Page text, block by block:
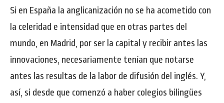
Si en España la anglicanización no se ha acometido con
la celeridad e intensidad que en otras partes del
mundo, en Madrid, por ser la capital y recibir antes las
innovaciones, necesariamente tenían que notarse
antes las resultas de la labor de difusión del inglés. Y,
así, si desde que comenzó a haber colegios bilingües